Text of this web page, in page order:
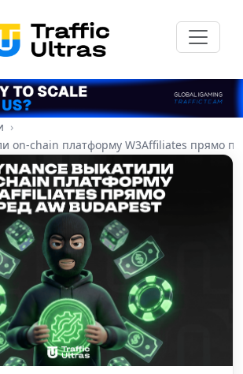
on-chain платформу W3Affiliates прямо